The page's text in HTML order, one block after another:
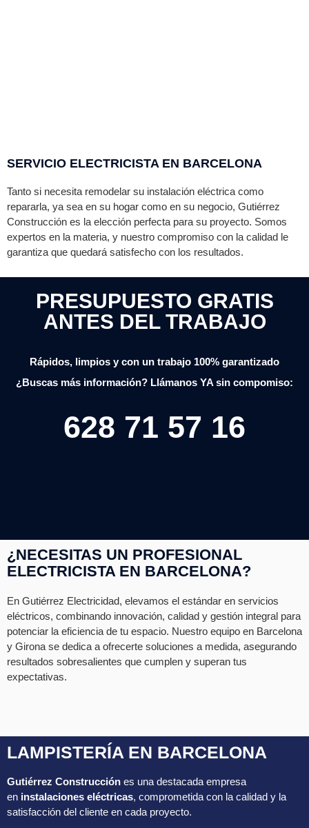
SERVICIO ELECTRICISTA EN BARCELONA
Tanto si necesita remodelar su instalación eléctrica como
repararla, ya sea en su hogar como en su negocio, Gutiérrez
Construcción es la elección perfecta para su proyecto. Somos
expertos en la materia, y nuestro compromiso con la calidad le
garantiza que quedará satisfecho con los resultados.
PRESUPUESTO GRATIS
ANTES DEL TRABAJO
Rápidos, limpios y con un trabajo 100% garantizado
¿Buscas más información? Llámanos YA sin compomiso:
628 71 57 16
¿NECESITAS UN PROFESIONAL
ELECTRICISTA EN BARCELONA?
En Gutiérrez Electricidad, elevamos el estándar en servicios
eléctricos, combinando innovación, calidad y gestión integral para
potenciar la eficiencia de tu espacio. Nuestro equipo en Barcelona
y Girona se dedica a ofrecerte soluciones a medida, asegurando
resultados sobresalientes que cumplen y superan tus
expectativas.
LAMPISTERÍA EN BARCELONA
Gutiérrez Construcción es una destacada empresa
en instalaciones eléctricas, comprometida con la calidad y la
satisfacción del cliente en cada proyecto.